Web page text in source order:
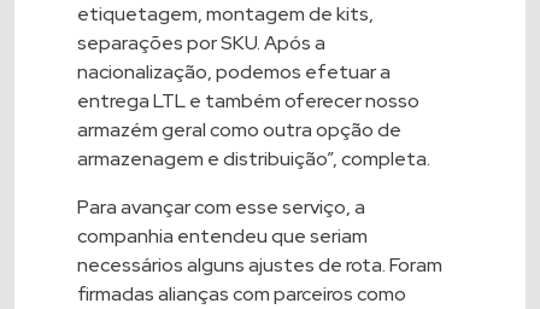
etiquetagem, montagem de kits,
separações por SKU. Após a
nacionalização, podemos efetuar a
entrega LTL e também oferecer nosso
armazém geral como outra opção de
armazenagem e distribuição”, completa.
Para avançar com esse serviço, a
companhia entendeu que seriam
necessários alguns ajustes de rota. Foram
firmadas alianças com parceiros como